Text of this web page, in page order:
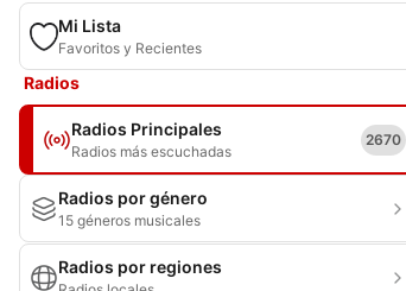
Mi Lista
Favoritos y Recientes
Radios
Radios Principales
Radios más escuchadas
2670
Radios por género
15 géneros musicales
Radios por regiones